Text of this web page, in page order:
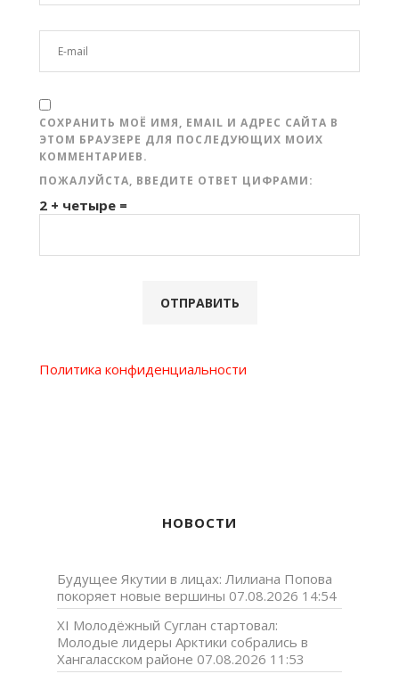
СОХРАНИТЬ МОЁ ИМЯ, EMAIL И АДРЕС САЙТА В
ЭТОМ БРАУЗЕРЕ ДЛЯ ПОСЛЕДУЮЩИХ МОИХ
КОММЕНТАРИЕВ.
ПОЖАЛУЙСТА, ВВЕДИТЕ ОТВЕТ ЦИФРАМИ:
2 + четыре =
Политика конфиденциальности
НОВОСТИ
Будущее Якутии в лицах: Лилиана Попова
покоряет новые вершины 07.08.2026 14:54
XI Молодёжный Суглан стартовал:
Молодые лидеры Арктики собрались в
Хангаласском районе 07.08.2026 11:53